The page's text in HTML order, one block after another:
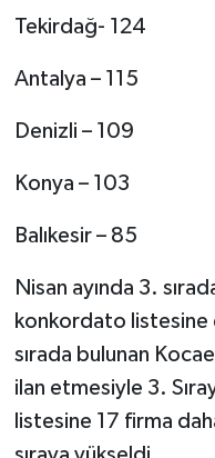
Tekirdağ- 124
Antalya – 115
Denizli – 109
Konya – 103
Balıkesir – 85
Nisan ayında 3.
konkordato listesine
sırada bulunan
ilan etmesiyle 3.
listesine 17 firma